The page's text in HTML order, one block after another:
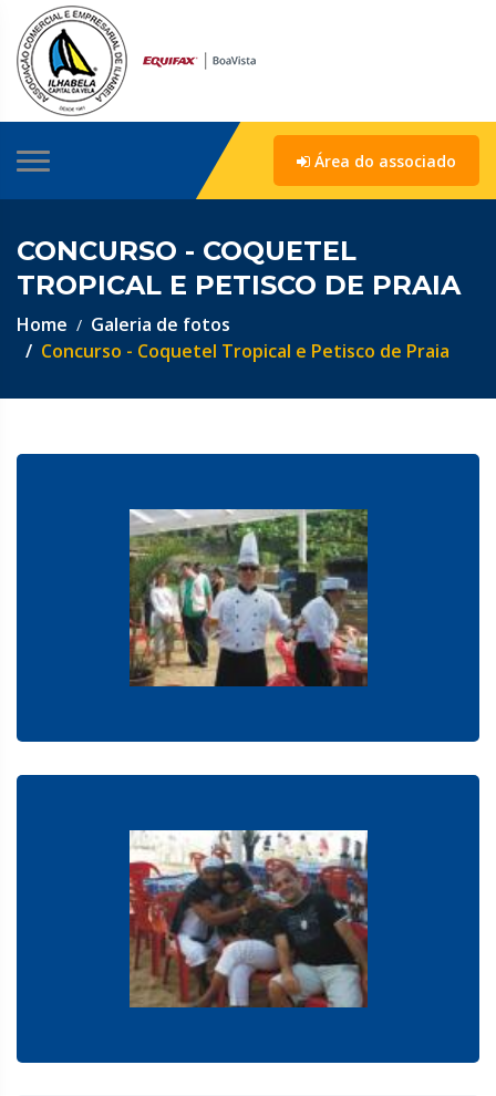
Área do associado
CONCURSO - COQUETEL
TROPICAL E PETISCO DE PRAIA
Home
Galeria de fotos
Concurso - Coquetel Tropical e Petisco de Praia